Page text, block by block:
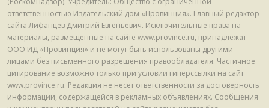
ответственностью Издательский дом «Провинция». Главный редактор
сайта Лифанцев Дмитрий Евгеньевич. Исключительные права на
материалы, размещенные на сайте www.province.ru, принадлежат
ООО ИД «Провинция» и не могут быть использованы другими
лицами без письменного разрешения правообладателя. Частичное
цитирование возможно только при условии гиперссылки на сайт
www.province.ru. Редакция не несет ответственности за достоверность
информации, содержащейся в рекламных объявлениях. Сообщения